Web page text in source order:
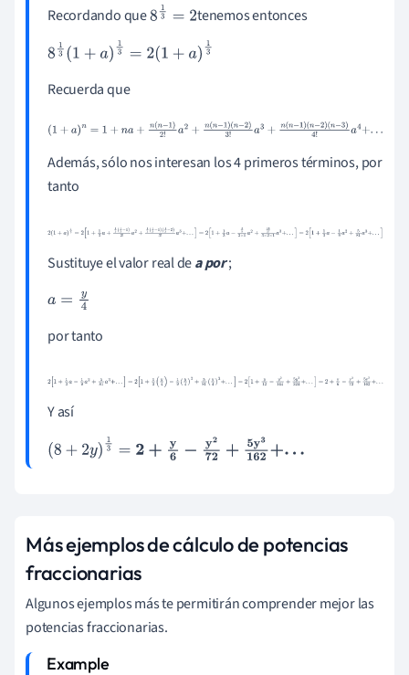
Recordando que813 =2 tenemos entonces
813(1 +a) 13=2 (1+ a)13
Recuerda que
(1+a)n=1+na+n(n-1)2!a2+n(n-1)(n-2)3!a3+n(n-1)(n-2)(n-
3 4 +
Además, sólo nos interesan los 4 primeros términos, por
tanto
2( 1 + )1 3= 2 [1+ 13 a+13( 1 - )2! a +1 3( 13 1 (1 3-
19a2+581 a3+...]
Sustituye el valor real dea por;
a=y4
por tanto
2[ 1+ 3a
2 -y2144
Y así
(8+2y )13= 2 +y6 -y272 +5 y3162+ ..
Más ejemplos de cálculo de potencias
fraccionarias
Algunos ejemplos más te permitirán comprender mejor las
potencias fraccionarias.